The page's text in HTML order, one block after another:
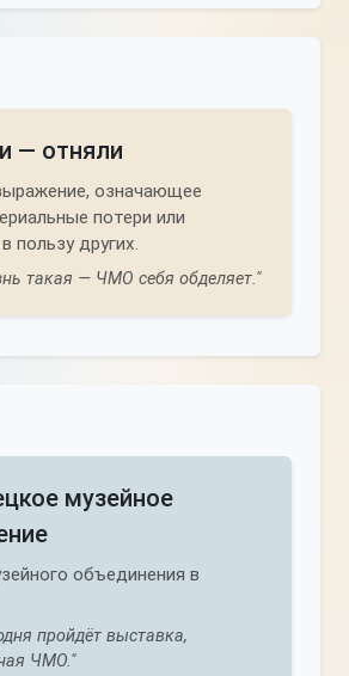
— отняли
означающее
потери или
пользу других.
такая — ЧМО себя обделяет."
музейное
объединения в
пройдёт выставка,
ЧМО."